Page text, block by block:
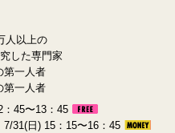
人以上の
した専門家
第一人者
第一人者
：45〜13：45
7/31(日) 15：15〜16：45